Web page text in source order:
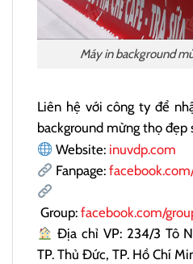
Máy in background
Liên hệ với công ty để
background mừng thọ đẹp
Website: inuvdp.com
Fanpage:
Group: facebook.com/
Địa chỉ VP: 234/3 Tô
TP. Thủ Đức, TP. Hồ Chí